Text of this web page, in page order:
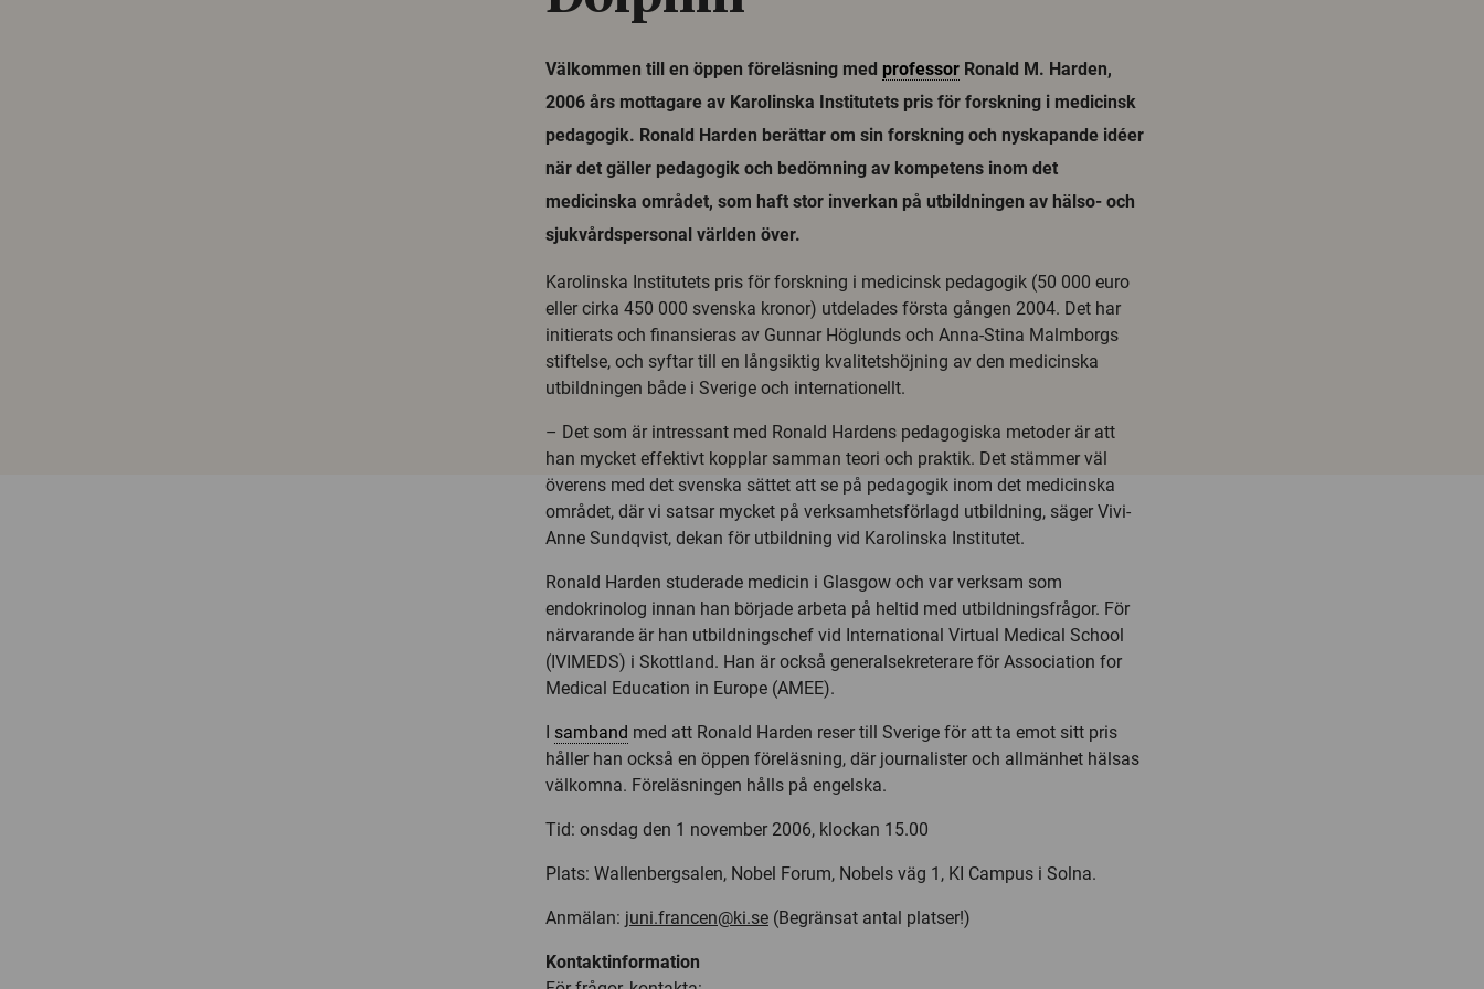
Välkommen till en öppen föreläsning med professor Ronald M. Harden,
2006 års mottagare av Karolinska Institutets pris för forskning i medicinsk
pedagogik. Ronald Harden berättar om sin forskning och nyskapande idéer
när det gäller pedagogik och bedömning av kompetens inom det
medicinska området, som haft stor inverkan på utbildningen av hälso- och
sjukvårdspersonal världen över.
Karolinska Institutets pris för forskning i medicinsk pedagogik (50 000 euro
eller cirka 450 000 svenska kronor) utdelades första gången 2004. Det har
initierats och finansieras av Gunnar Höglunds och Anna-Stina Malmborgs
stiftelse, och syftar till en långsiktig kvalitetshöjning av den medicinska
utbildningen både i Sverige och internationellt.
– Det som är intressant med Ronald Hardens pedagogiska metoder är att
han mycket effektivt kopplar samman teori och praktik. Det stämmer väl
överens med det svenska sättet att se på pedagogik inom det medicinska
området, där vi satsar mycket på verksamhetsförlagd utbildning, säger Vivi-
Anne Sundqvist, dekan för utbildning vid Karolinska Institutet.
Ronald Harden studerade medicin i Glasgow och var verksam som
endokrinolog innan han började arbeta på heltid med utbildningsfrågor. För
närvarande är han utbildningschef vid International Virtual Medical School
(IVIMEDS) i Skottland. Han är också generalsekreterare för Association for
Medical Education in Europe (AMEE).
I samband med att Ronald Harden reser till Sverige för att ta emot sitt pris
håller han också en öppen föreläsning, där journalister och allmänhet hälsas
välkomna. Föreläsningen hålls på engelska.
Tid: onsdag den 1 november 2006, klockan 15.00
Plats: Wallenbergsalen, Nobel Forum, Nobels väg 1, KI Campus i Solna.
Anmälan: juni.francen@ki.se (Begränsat antal platser!)
Kontaktinformation